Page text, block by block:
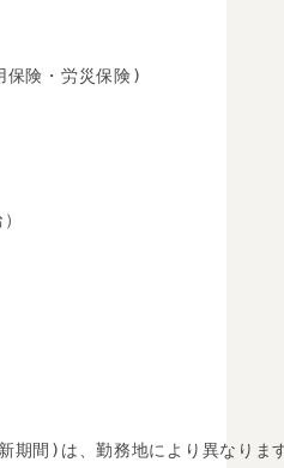
保険・労災保険)
期間)は、勤務地により異なりま